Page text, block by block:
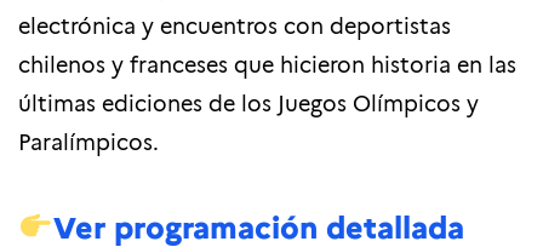
electrónica y encuentros con deportistas
chilenos y franceses que hicieron historia en las
últimas ediciones de los Juegos Olímpicos y
Paralímpicos.
Ver programación detallada